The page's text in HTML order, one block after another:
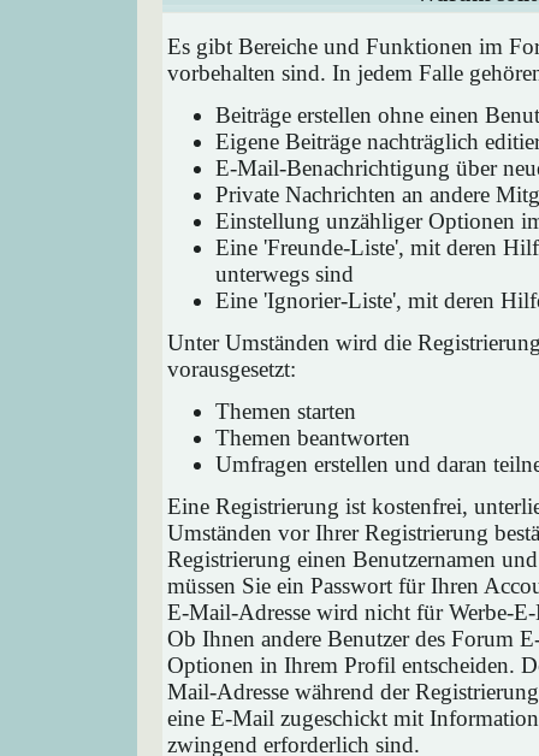
Es gibt Bereiche und Funktionen im
vorbehalten sind. In jedem Falle
Beiträge erstellen ohne einen
Eigene Beiträge nachträglich
E-Mail-Benachrichtigung über
Private Nachrichten an andere
Einstellung unzähliger Optionen
Eine 'Freunde-Liste', mit deren
unterwegs sind
Eine 'Ignorier-Liste', mit deren
Unter Umständen wird die
vorausgesetzt:
Themen starten
Themen beantworten
Umfragen erstellen und daran
Eine Registrierung ist kostenfrei,
Umständen vor Ihrer Registrierung
Registrierung einen Benutzernamen
müssen Sie ein Passwort für Ihren
E-Mail-Adresse wird nicht für Werbe-
Ob Ihnen andere Benutzer des Forum
Optionen in Ihrem Profil entscheiden.
Mail-Adresse während der
eine E-Mail zugeschickt mit
zwingend erforderlich sind.